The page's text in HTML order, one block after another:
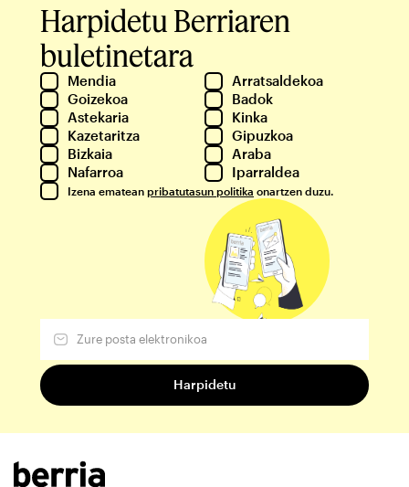
Harpidetu Berriaren
buletinetara
Mendia
Arratsaldekoa
Goizekoa
Badok
Astekaria
Kinka
Kazetaritza
Gipuzkoa
Bizkaia
Araba
Nafarroa
Iparraldea
Izena ematean pribatutasun politika onartzen duzu.